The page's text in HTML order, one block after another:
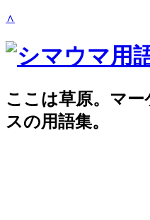
∧
ここは草原。マ
スの用語集。